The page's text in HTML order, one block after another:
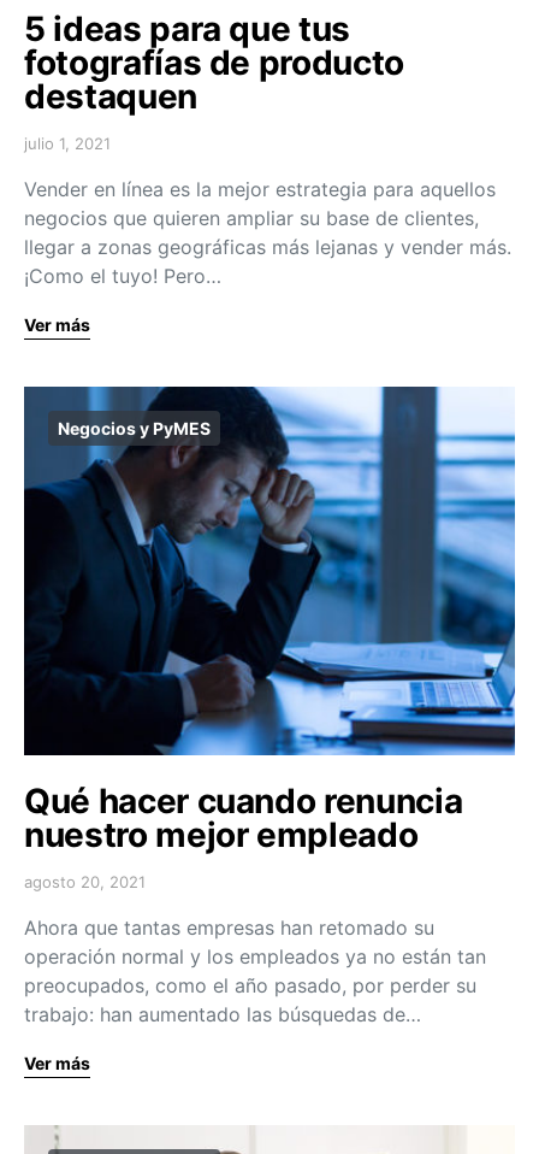
5 ideas para que tus
fotografías de producto
destaquen
julio 1, 2021
Vender en línea es la mejor estrategia para aquellos
negocios que quieren ampliar su base de clientes,
llegar a zonas geográficas más lejanas y vender más.
¡Como el tuyo! Pero…
Ver más
Negocios y PyMES
Qué hacer cuando renuncia
nuestro mejor empleado
agosto 20, 2021
Ahora que tantas empresas han retomado su
operación normal y los empleados ya no están tan
preocupados, como el año pasado, por perder su
trabajo: han aumentado las búsquedas de…
Ver más